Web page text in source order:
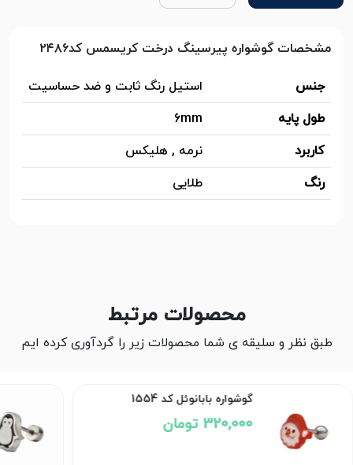
مشخصات گوشواره پیرسینگ درخت کریسمس کد۲۴۸۶
جنس
استیل رنگ ثابت و ضد حساسیت
طول پایه
6mm
کاربرد
نرمه , هلیکس
رنگ
طلایی
محصولات مرتبط
طبق نظر و سلیقه ی شما محصولات زیر را گردآوری کرده ایم
گوشواره بابانوئل کد 1554
320,000 تومان